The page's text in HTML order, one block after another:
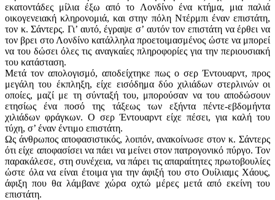
εκατοντάδες μίλια έξω από το Λονδίνο ένα κτήμα, μια παλιά
οικογενειακή κληρονομιά, και στην πόλη Ντέρμπι έναν επιστάτη,
τον κ. Σάντερς. Γι’ αυτό, έγραψε σ’ αυτόν τον επιστάτη να έρθει να
τον βρει στο Λονδίνο κατάλληλα προετοιμασμένος ώστε να μπορεί
να του δώσει όλες τις αναγκαίες πληροφορίες για την περιουσιακή
του κατάσταση.
Μετά τον απολογισμό, αποδείχτηκε πως ο σερ Έντουαρντ, προς
μεγάλη του έκπληξη, είχε εισόδημα δύο χιλιάδων στερλινών οι
οποίες, μαζί με τη σύνταξή του, μπορούσαν να του αποδώσουν
ετησίως ένα ποσό της τάξεως των εξήντα πέντε-εβδομήντα
χιλιάδων φράγκων. Ο σερ Έντουαρντ είχε πέσει, για καλή του
τύχη, σ’ έναν έντιμο επιστάτη.
Ως άνθρωπος αποφασιστικός, λοιπόν, ανακοίνωσε στον κ. Σάντερς
ότι είχε αποφασίσει να πάει να μείνει στον πατρογονικό πύργο. Τον
παρακάλεσε, στη συνέχεια, να πάρει τις απαραίτητες πρωτοβουλίες
ώστε όλα να είναι έτοιμα για την άφιξή του στο Ουίλιαμς Χάους,
άφιξη που θα λάμβανε χώρα οχτώ μέρες μετά από εκείνη του
επιστάτη.